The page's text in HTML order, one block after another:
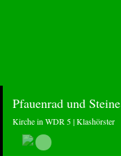
Pfauenrad und Steine
Kirche in WDR 5 | Klashörster